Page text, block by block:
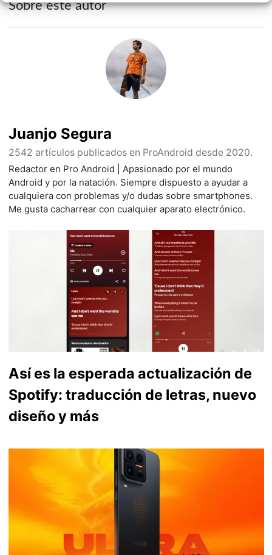
Sobre este autor
Juanjo Segura
2542 artículos publicados en ProAndroid desde 2020.
Redactor en Pro Android | Apasionado por el mundo
Android y por la natación. Siempre dispuesto a ayudar a
cualquiera con problemas y/o dudas sobre smartphones.
Me gusta cacharrear con cualquier aparato electrónico.
Así es la esperada actualización de
Spotify: traducción de letras, nuevo
diseño y más